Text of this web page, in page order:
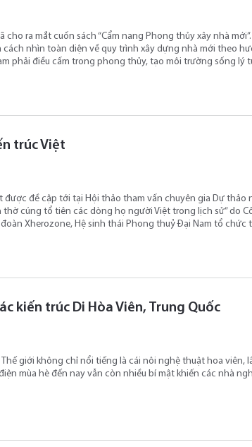
ra mắt cuốn sách “Cẩm nang Phong thủy xây nhà
nhìn toàn diện về quy trình xây dựng nhà mới theo
phải điều cấm trong phong thủy, tạo môi trường sống lý
trúc Việt
đề cập tới tại Hội thảo tham vấn chuyên gia Dự thảo
cúng tổ tiên các dòng họ người Việt trong lịch sử” do
Xherozone, Hệ sinh thái Phong thuỷ Đại Nam tổ chức
kiến trúc Di Hòa Viên, Trung Quốc
Thế giới không chỉ nổi tiếng là cái nôi nghệ thuật hoa viên,
mùa hè đến nay vẫn còn nhiều bí mật khiến các nhà